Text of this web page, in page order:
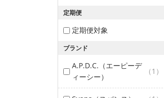
定期便
定期便対象
ブランド
A.P.D.C.（エーピーデ
ィーシー）
（1）